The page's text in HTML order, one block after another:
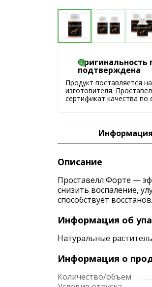
Оригинальность
подтверждена
Продукт поставляется
изготовителя.
сертификат качества по
Информация
Описание
Проставелл Форте —
снизить воспаление,
способствует
Информация об
Натуральные
Информация о
Количество/объем